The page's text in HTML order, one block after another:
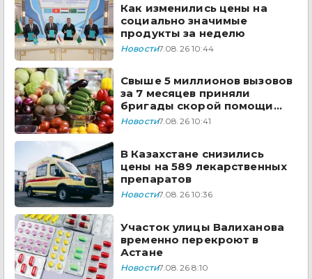
Как изменились цены на
социально значимые
продукты за неделю
Новости7.08.26 10:44
Свыше 5 миллионов вызовов
за 7 месяцев приняли
бригады скорой помощи
Казахстана
Новости7.08.26 10:41
В Казахстане снизились
цены на 589 лекарственных
препаратов
Новости7.08.26 10:36
Участок улицы Валиханова
временно перекроют в
Астане
Новости7.08.26 8:10